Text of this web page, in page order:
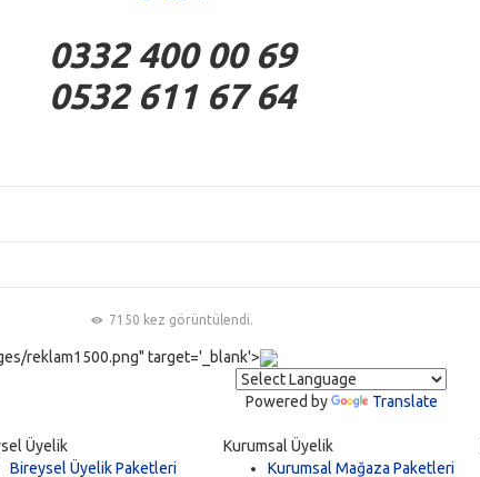
0332 400 00 69
0532 611 67 64
7150 kez görüntülendi.
reklam1500.png" target='_blank'>
Powered by Translate
Üyelik
Bireysel Üyelik Paketleri
Kurumsal Üyelik
Kurumsal Mağaza Paketleri